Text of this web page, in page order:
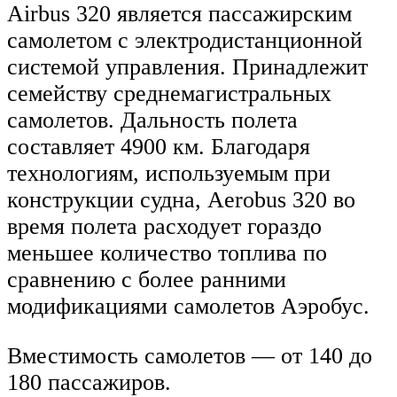
Airbus 320 является пассажирским
самолетом с электродистанционной
системой управления. Принадлежит
семейству среднемагистральных
самолетов. Дальность полета
составляет 4900 км. Благодаря
технологиям, используемым при
конструкции судна, Aerobus 320 во
время полета расходует гораздо
меньшее количество топлива по
сравнению с более ранними
модификациями самолетов Аэробус.
Вместимость самолетов — от 140 до
180 пассажиров.